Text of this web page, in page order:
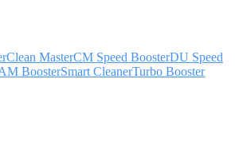
Clean MasterCM Speed BoosterDU Speed
BoosterSmart CleanerTurbo Booster